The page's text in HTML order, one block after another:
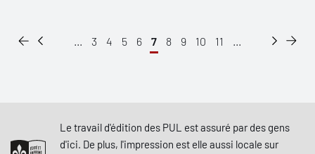
... 3 4 5 6 7 8 9 10 11 ...
Le travail d'édition des PUL est assuré par des gens
d'ici. De plus, l'impression est elle aussi locale sur